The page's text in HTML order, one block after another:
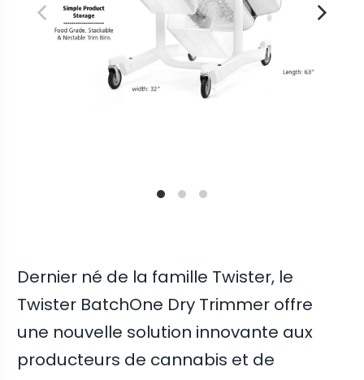
Dernier né de la famille Twister, le
Twister BatchOne Dry Trimmer offre
une nouvelle solution innovante aux
producteurs de cannabis et de